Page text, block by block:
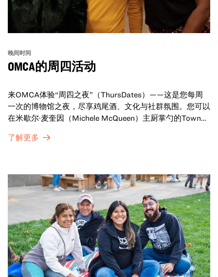
晚间时间
OMCA的周四活动
来OMCA体验“周四之夜”（ThursDates）——这是您每周
一次的博物馆之夜，尽享鸡尾酒、文化与社群氛围。您可以
在米歇尔·麦奎因（Michele McQueen）主厨掌勺的Town
探索那些在夜幕下焕发活力的展厅，那里将呈现快闪表演、
了解更多